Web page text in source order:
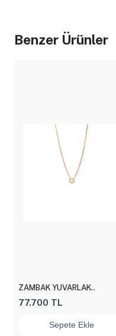
Benzer Ürünler
ZAMBAK YUVARLAK..
77.700 TL
Sepete Ekle